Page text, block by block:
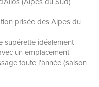
prisée des Alpes du
supérette idéalement
un emplacement
toute l’année (saison